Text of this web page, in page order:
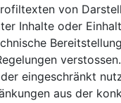
von
Inhalte oder
eingeschränkt
aus der